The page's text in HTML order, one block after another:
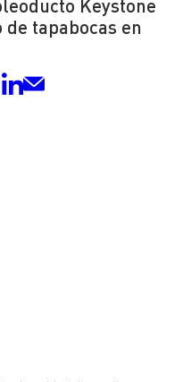
Keystone
de tapabocas en